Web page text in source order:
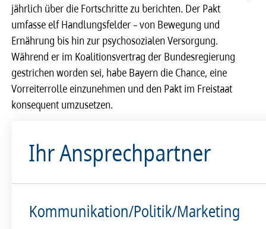
jährlich über die Fortschritte zu berichten. Der Pakt
umfasse elf Handlungsfelder – von Bewegung und
Ernährung bis hin zur psychosozialen Versorgung.
Während er im Koalitionsvertrag der Bundesregierung
gestrichen worden sei, habe Bayern die Chance, eine
Vorreiterrolle einzunehmen und den Pakt im Freistaat
konsequent umzusetzen.
Ihr Ansprechpartner
Kommunikation/Politik/Marketing